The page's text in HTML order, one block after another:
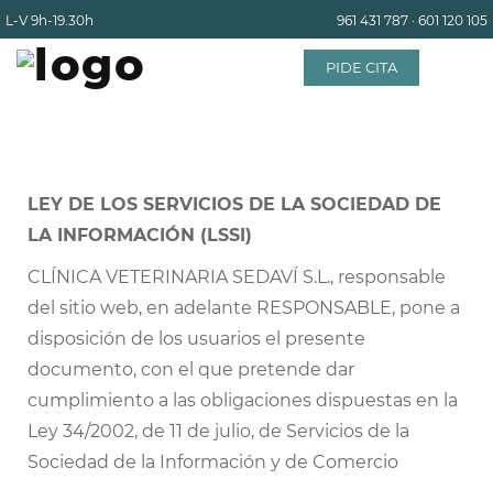
L-V9h-19.30h 961 431 787 · 601 120 105
PIDE CITA
EQUIPO
SERVICIOS
BLOG
LEY DE LOS SERVICIOS DE LA SOCIEDAD DE
LA INFORMACIÓN (LSSI)
CLÍNICA VETERINARIA SEDAVÍ S.L., responsable
del sitio web, en adelante RESPONSABLE, pone a
disposición de los usuarios el presente
documento, con el que pretende dar
cumplimiento a las obligaciones dispuestas en la
Ley 34/2002, de 11 de julio, de Servicios de la
Sociedad de la Información y de Comercio